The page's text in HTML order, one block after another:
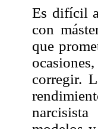
Es difícil
con
que
corregir.